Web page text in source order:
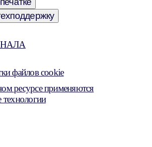
файлов cookie
ресурсе применяются
технологии